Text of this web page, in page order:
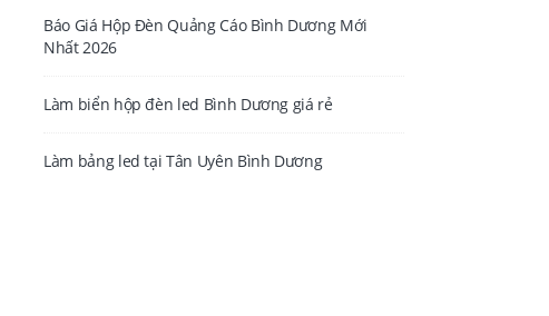
Báo Giá Hộp Đèn Quảng Cáo Bình Dương Mới
Nhất 2026
Làm biển hộp đèn led Bình Dương giá rẻ
Làm bảng led tại Tân Uyên Bình Dương